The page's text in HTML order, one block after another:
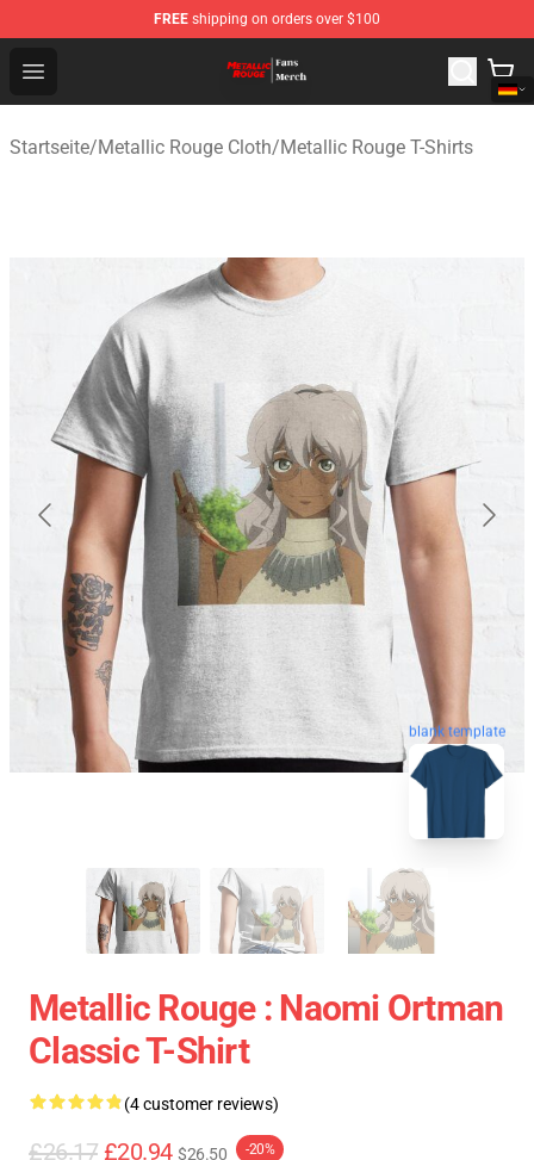
FREE shipping on orders over $100
Open menu
Metallic Rouge Store - Official Metallic Rouge
Startseite/Metallic Rouge Cloth/Metallic Rouge T-Shirts
blank template
Metallic Rouge : Naomi Ortman
Classic T-Shirt
(4 customer reviews)
£26.17 £20.94 $26.50 -20%